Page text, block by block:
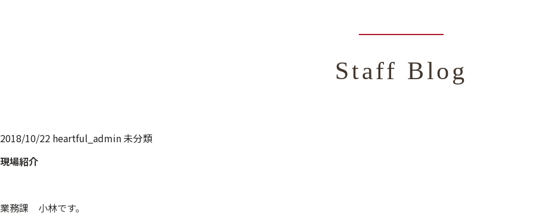
Staff Blog
2018/10/22 heartful_admin未分類
現場紹介
業務課 小林です。